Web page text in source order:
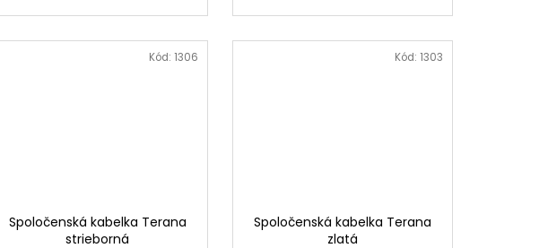
Spoločenská kabelka Terana
strieborná
Kód: 1306
Spoločenská kabelka Terana
zlatá
Kód: 1303